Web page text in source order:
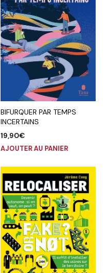
BIFURQUER PAR TEMPS
INCERTAINS
19,90€
AJOUTER AU PANIER